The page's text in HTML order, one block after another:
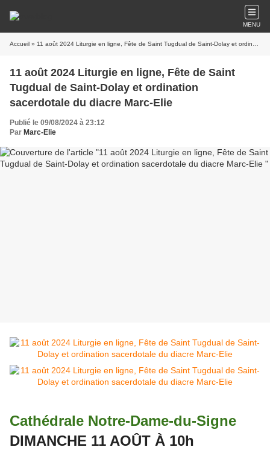
MENU
Accueil » 11 août 2024 Liturgie en ligne, Fête de Saint Tugdual de Saint-Dolay et ordination sacerdotale du diacre Marc-Elie
11 août 2024 Liturgie en ligne, Fête de Saint
Tugdual de Saint-Dolay et ordination
sacerdotale du diacre Marc-Elie
Publié le 09/08/2024 à 23:12
Par Marc-Elie
Cathédrale Notre-Dame-du-Signe
DIMANCHE 11 AOÛT À 10h